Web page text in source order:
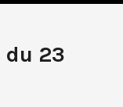
du 23